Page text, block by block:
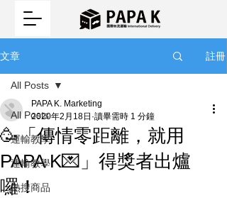
文章 註冊
All Posts
運輸教學
運輸教學
熱搜商品
All Posts
🥳「傳情零距離，就用
PAPA K💌」得獎者出爐
囉！
PAPA K. Marketing
2020年2月18日 讀畢需時 1 分鐘